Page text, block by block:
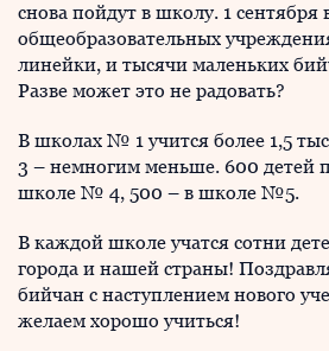
снова пойдут в школу. 1 сентября
общеобразовательных
линейки, и тысячи маленьких
Разве может это не радовать?
В школах № 1 учится более 1,5
3 – немногим меньше. 600 детей
школе № 4, 500 – в школе №5.
В каждой школе учатся сотни
города и нашей страны!
бийчан с наступлением нового
желаем хорошо учиться!